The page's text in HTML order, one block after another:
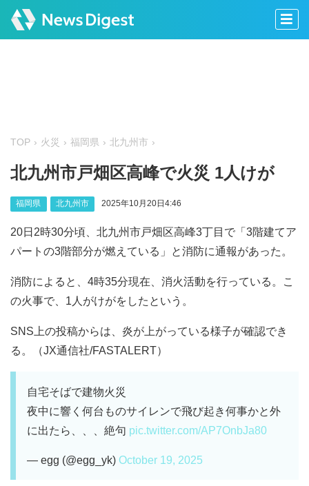
TOP 火災 福岡県 北九州市
北九州市戸畑区高峰で火災 1人けが
福岡県 北九州市 2025年10月20日4:46
20日2時30分頃、北九州市戸畑区高峰3丁目で「3階建てア
パートの3階部分が燃えている」と消防に通報があった。
消防によると、4時35分現在、消火活動を行っている。こ
の火事で、1人がけがをしたという。
SNS上の投稿からは、炎が上がっている様子が確認でき
る。（JX通信社/FASTALERT）
自宅そばで建物火災
夜中に響く何台ものサイレンで飛び起き何事かと外
に出たら、、、絶句 pic.twitter.com/AP7OnbJa80
— egg (@egg_yk) October 19, 2025